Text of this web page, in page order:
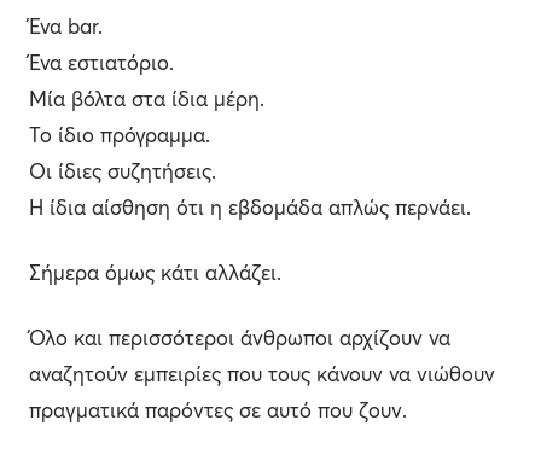
Ένα bar.
Ένα εστιατόριο.
Μία βόλτα στα ίδια μέρη.
Το ίδιο πρόγραμμα.
Οι ίδιες συζητήσεις.
Η ίδια αίσθηση ότι η εβδομάδα απλώς περνάει.
Σήμερα όμως κάτι αλλάζει.
Όλο και περισσότεροι άνθρωποι αρχίζουν να
αναζητούν εμπειρίες που τους κάνουν να νιώθουν
πραγματικά παρόντες σε αυτό που ζουν.